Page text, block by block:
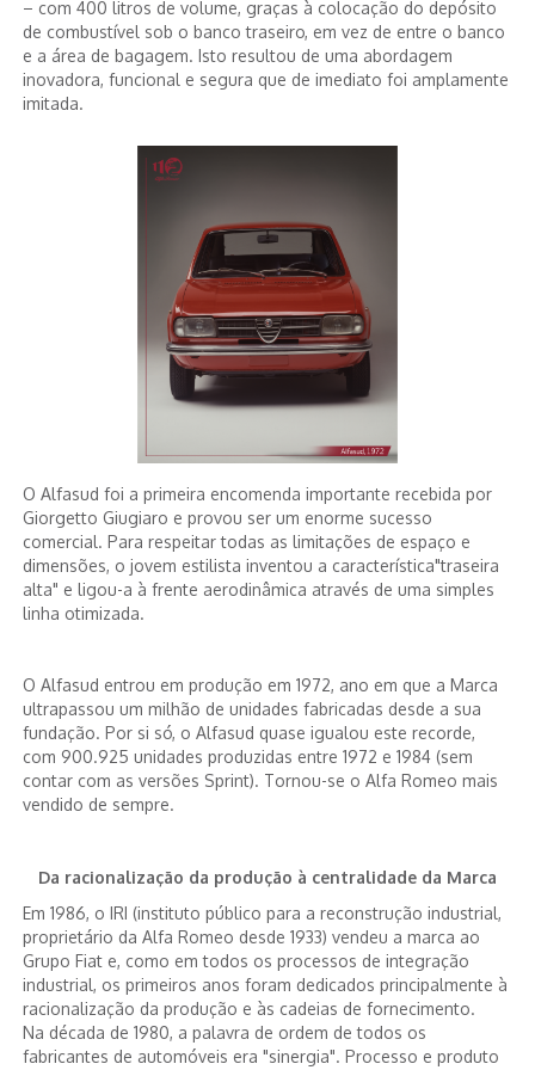
– com 400 litros de volume, graças à colocação do depósito
de combustível sob o banco traseiro, em vez de entre o banco
e a área de bagagem. Isto resultou de uma abordagem
inovadora, funcional e segura que de imediato foi amplamente
imitada.
O Alfasud foi a primeira encomenda importante recebida por
Giorgetto Giugiaro e provou ser um enorme sucesso
comercial. Para respeitar todas as limitações de espaço e
dimensões, o jovem estilista inventou a característica"traseira
alta" e ligou-a à frente aerodinâmica através de uma simples
linha otimizada.
O Alfasud entrou em produção em 1972, ano em que a Marca
ultrapassou um milhão de unidades fabricadas desde a sua
fundação. Por si só, o Alfasud quase igualou este recorde,
com 900.925 unidades produzidas entre 1972 e 1984 (sem
contar com as versões Sprint). Tornou-se o Alfa Romeo mais
vendido de sempre.
Da racionalização da produção à centralidade da Marca
Em 1986, o IRI (instituto público para a reconstrução industrial,
proprietário da Alfa Romeo desde 1933) vendeu a marca ao
Grupo Fiat e, como em todos os processos de integração
industrial, os primeiros anos foram dedicados principalmente à
racionalização da produção e às cadeias de fornecimento.
Na década de 1980, a palavra de ordem de todos os
fabricantes de automóveis era "sinergia". Processo e produto